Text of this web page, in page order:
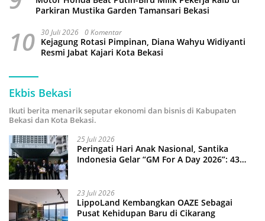
Parkiran Mustika Garden Tamansari Bekasi
10 30 Juli 2026 0 Komentar
Kejagung Rotasi Pimpinan, Diana Wahyu Widiyanti
Resmi Jabat Kajari Kota Bekasi
Ekbis Bekasi
Ikuti berita menarik seputar ekonomi dan bisnis di Kabupaten
Bekasi dan Kota Bekasi.
25 Juli 2026
Peringati Hari Anak Nasional, Santika
Indonesia Gelar “GM For A Day 2026”: 43
23 Juli 2026
LippoLand Kembangkan OAZE Sebagai
Pusat Kehidupan Baru di Cikarang